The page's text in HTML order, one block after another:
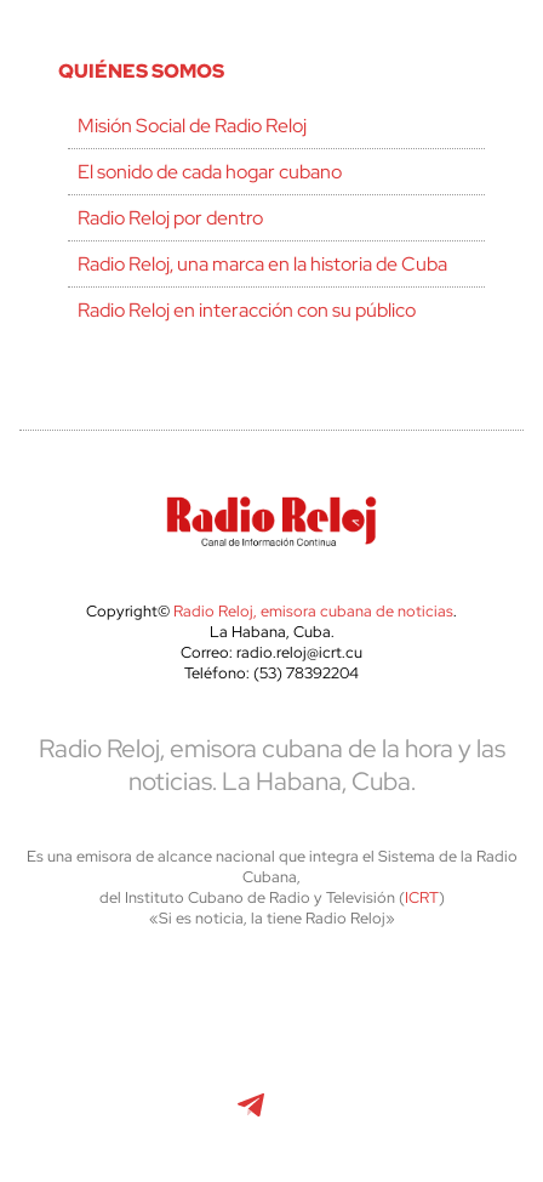
QUIÉNES SOMOS
Misión Social de Radio Reloj
El sonido de cada hogar cubano
Radio Reloj por dentro
Radio Reloj, una marca en la historia de Cuba
Radio Reloj en interacción con su público
Copyright© Radio Reloj, emisora cubana de noticias.
La Habana, Cuba.
Correo: radio.reloj@icrt.cu
Teléfono: (53) 78392204
Radio Reloj, emisora cubana de la hora y las
noticias. La Habana, Cuba.
Es una emisora de alcance nacional que integra el Sistema de la Radio
Cubana,
del Instituto Cubano de Radio y Televisión (ICRT)
«Si es noticia, la tiene Radio Reloj»